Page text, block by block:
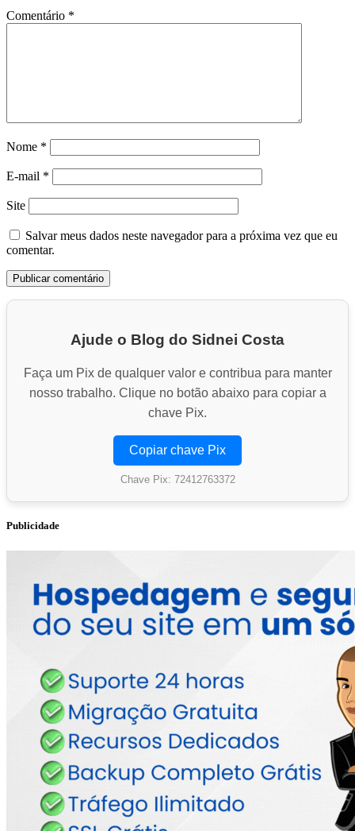
Comentário *
Nome *
E-mail *
Site
Salvar meus dados neste navegador para a próxima vez que eu
comentar.
Ajude o Blog do Sidnei Costa
Faça um Pix de qualquer valor e contribua para manter
nosso trabalho. Clique no botão abaixo para copiar a
chave Pix.
Copiar chave Pix
Chave Pix: 72412763372
Publicidade